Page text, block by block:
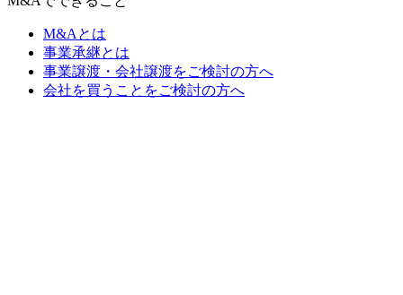
M&Aとは
事業承継とは
事業譲渡・会社譲渡をご検討の方へ
会社を買うことをご検討の方へ